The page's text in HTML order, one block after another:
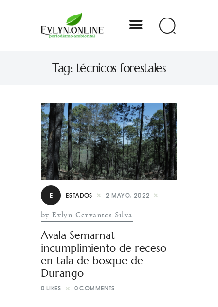
Tag: técnicos forestales
Evlyn Online
Periodismo para autogobernarse
Internacional
Nacional
Estados
Especial
E ESTADOS 2 MAYO, 2022
by Evlyn Cervantes Silva
Avala Semarnat
incumplimiento de receso
en tala de bosque de
Durango
0 LIKES 0 COMMENTS